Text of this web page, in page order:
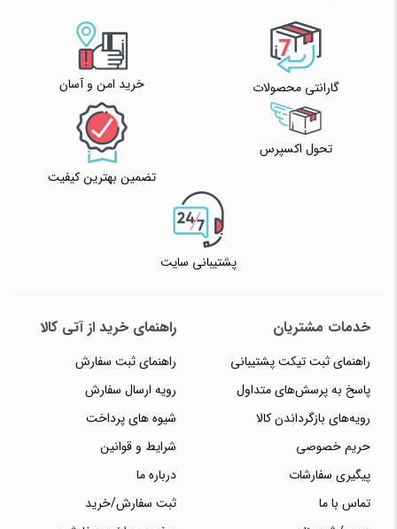
✧ چت با پشتیبان واتس آپ
گارانتی محصولات خرید امن و آسان
تحول اکسپرس
تضمین بهترین کیفیت
پشتیبانی سایت
خدمات مشتریان
راهنمای ثبت تیکت پشتیبانی
پاسخ به پرسش‌های متداول
رویه‌های بازگرداندن کالا
حریم خصوصی
پیگیری سفارشات
تماس با ما
راهنمای خرید از آتی کالا
راهنمای ثبت سفارش
رویه ارسال سفارش
شیوه های پرداخت
شرایط و قوانین
درباره ما
ثبت سفارش/خرید